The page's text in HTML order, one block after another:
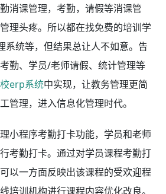
消课管理，考勤，请假等消课管
理头疼。所以都在找免费的培训学
系统等，但结果总让人不如意。告
勤、学员/老师请假、统计管理等
erp系统中实现，让教务管理更简
管理，进入信息化管理时代。
小程序考勤打卡功能，学员和老师
考勤打卡。通过对学员课程考勤打
以一方面反映出该课程的受欢迎程
培训机构进行课程内容优化改良。